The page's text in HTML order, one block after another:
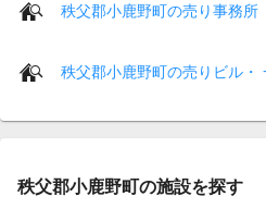
秩父郡小鹿野町の売り事務所
秩父郡小鹿野町の売りビル・
秩父郡小鹿野町の施設を探す